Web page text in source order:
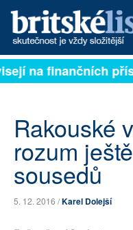
PŘIHLÁSIT
ARCHIV
TÉMATA
na finančních
Rakouské
rozum
sousedů
5. 12. 2016 /Karel Dolejší